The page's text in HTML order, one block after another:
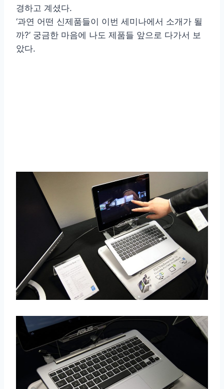
경하고 계셨다.
‘과연 어떤 신제품들이 이번 세미나에서 소개가 될
까?’ 궁금한 마음에 나도 제품들 앞으로 다가서 보
았다.